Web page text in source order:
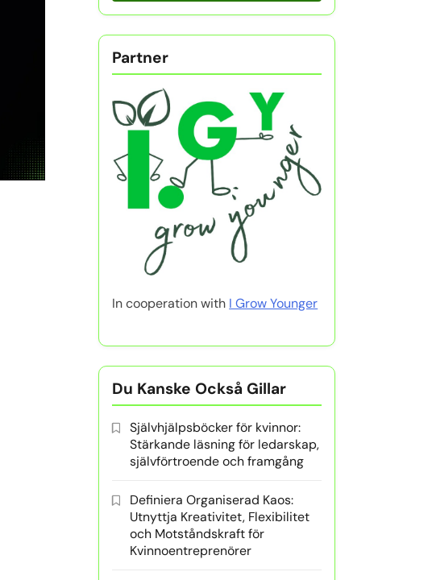
Partner
In cooperation with I Grow Younger
Du Kanske Också Gillar
Självhjälpsböcker för kvinnor:
Stärkande läsning för ledarskap,
självförtroende och framgång
Definiera Organiserad Kaos:
Utnyttja Kreativitet, Flexibilitet
och Motståndskraft för
Kvinnoentreprenörer